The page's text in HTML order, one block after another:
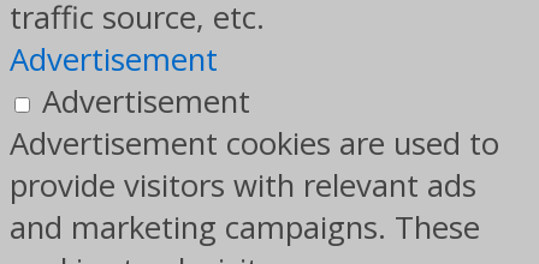
traffic source, etc.
Advertisement
Advertisement
Advertisement cookies are used to
provide visitors with relevant ads
and marketing campaigns. These